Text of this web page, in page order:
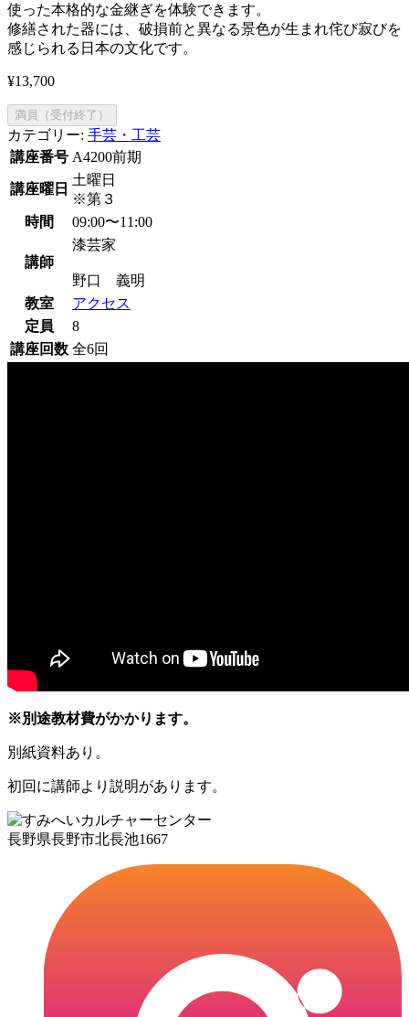
使った本格的な金継ぎを体験できます。
修繕された器には、破損前と異なる景色が生まれ侘び寂びを
感じられる日本の文化です。
¥13,700
満員（受付終了）
カテゴリー: 手芸・工芸
講座番号 A4200前期
講座曜日
土曜日
※第３
時間
09:00〜11:00
講師
漆芸家
野口 義明
教室
アクセス
定員
8
講座回数 全6回
※別途教材費がかかります。
別紙資料あり。
初回に講師より説明があります。
長野県長野市北長池1667